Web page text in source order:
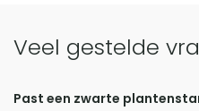
Veel gestelde
Past een zwarte